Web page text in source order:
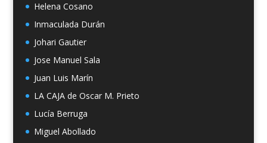
Helena Cosano
Inmaculada Durán
Johari Gautier
Jose Manuel Sala
Juan Luis Marín
LA CAJA de Oscar M. Prieto
Lucía Berruga
Miguel Abollado